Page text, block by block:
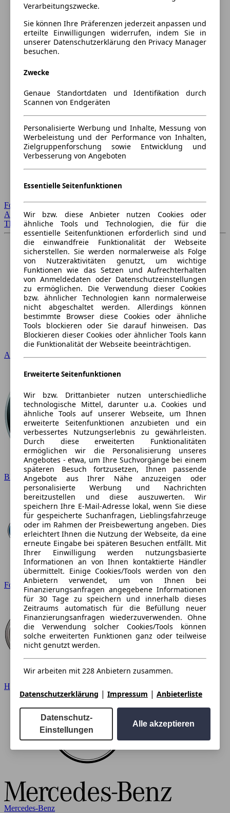
Forum Startseite
Alle Auto-Foren
Themen-Forum
Audi
BMW
Ford
Hyundai
Mercedes-Benz
Verarbeitungszwecke.
Sie können Ihre Präferenzen jederzeit anpassen und
erteilte Einwilligungen widerrufen, indem Sie in
unserer Datenschutzerklärung den Privacy Manager
besuchen.
Zwecke
Genaue Standortdaten und Identifikation durch
Scannen von Endgeräten
Personalisierte Werbung und Inhalte, Messung von
Werbeleistung und der Performance von Inhalten,
Zielgruppenforschung sowie Entwicklung und
Verbesserung von Angeboten
Essentielle Seitenfunktionen
Wir bzw. diese Anbieter nutzen Cookies oder
ähnliche Tools und Technologien, die für die
essentielle Seitenfunktionen erforderlich sind und
die einwandfreie Funktionalität der Webseite
sicherstellen. Sie werden normalerweise als Folge
von Nutzeraktivitäten genutzt, um wichtige
Funktionen wie das Setzen und Aufrechterhalten
von Anmeldedaten oder Datenschutzeinstellungen
zu ermöglichen. Die Verwendung dieser Cookies
bzw. ähnlicher Technologien kann normalerweise
nicht abgeschaltet werden. Allerdings können
bestimmte Browser diese Cookies oder ähnliche
Tools blockieren oder Sie darauf hinweisen. Das
Blockieren dieser Cookies oder ähnlicher Tools kann
die Funktionalität der Webseite beeinträchtigen.
Erweiterte Seitenfunktionen
Wir bzw. Drittanbieter nutzen unterschiedliche
technologische Mittel, darunter u.a. Cookies und
ähnliche Tools auf unserer Webseite, um Ihnen
erweiterte Seitenfunktionen anzubieten und ein
verbessertes Nutzungserlebnis zu gewährleisten.
Durch diese erweiterten Funktionalitäten
ermöglichen wir die Personalisierung unseres
Angebotes - etwa, um Ihre Suchvorgänge bei einem
späteren Besuch fortzusetzen, Ihnen passende
Angebote aus Ihrer Nähe anzuzeigen oder
personalisierte Werbung und Nachrichten
bereitzustellen und diese auszuwerten. Wir
speichern Ihre E-Mail-Adresse lokal, wenn Sie diese
für gespeicherte Suchanfragen, Lieblingsfahrzeuge
oder im Rahmen der Preisbewertung angeben. Dies
erleichtert Ihnen die Nutzung der Webseite, da eine
erneute Eingabe bei späteren Besuchen entfällt. Mit
Ihrer Einwilligung werden nutzungsbasierte
Informationen an von Ihnen kontaktierte Händler
übermittelt. Einige Cookies/Tools werden von den
Anbietern verwendet, um von Ihnen bei
Finanzierungsanfragen angegebene Informationen
für 30 Tage zu speichern und innerhalb dieses
Zeitraums automatisch für die Befüllung neuer
Finanzierungsanfragen wiederzuverwenden. Ohne
die Verwendung solcher Cookies/Tools können
solche erweiterten Funktionen ganz oder teilweise
nicht genutzt werden.
Wir arbeiten mit 228 Anbietern zusammen.
Datenschutzerklärung | Impressum | Anbieterliste
Datenschutz-
Einstellungen
Alle akzeptieren